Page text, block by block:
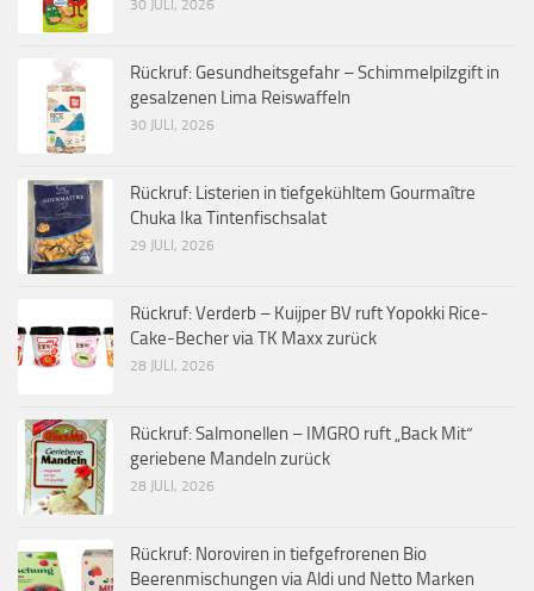
30 JULI, 2026
Rückruf: Gesundheitsgefahr – Schimmelpilzgift in
gesalzenen Lima Reiswaffeln
30 JULI, 2026
Rückruf: Listerien in tiefgekühltem Gourmaître
Chuka Ika Tintenfischsalat
29 JULI, 2026
Rückruf: Verderb – Kuijper BV ruft Yopokki Rice-
Cake-Becher via TK Maxx zurück
28 JULI, 2026
Rückruf: Salmonellen – IMGRO ruft „Back Mit“
geriebene Mandeln zurück
28 JULI, 2026
Rückruf: Noroviren in tiefgefrorenen Bio
Beerenmischungen via Aldi und Netto Marken